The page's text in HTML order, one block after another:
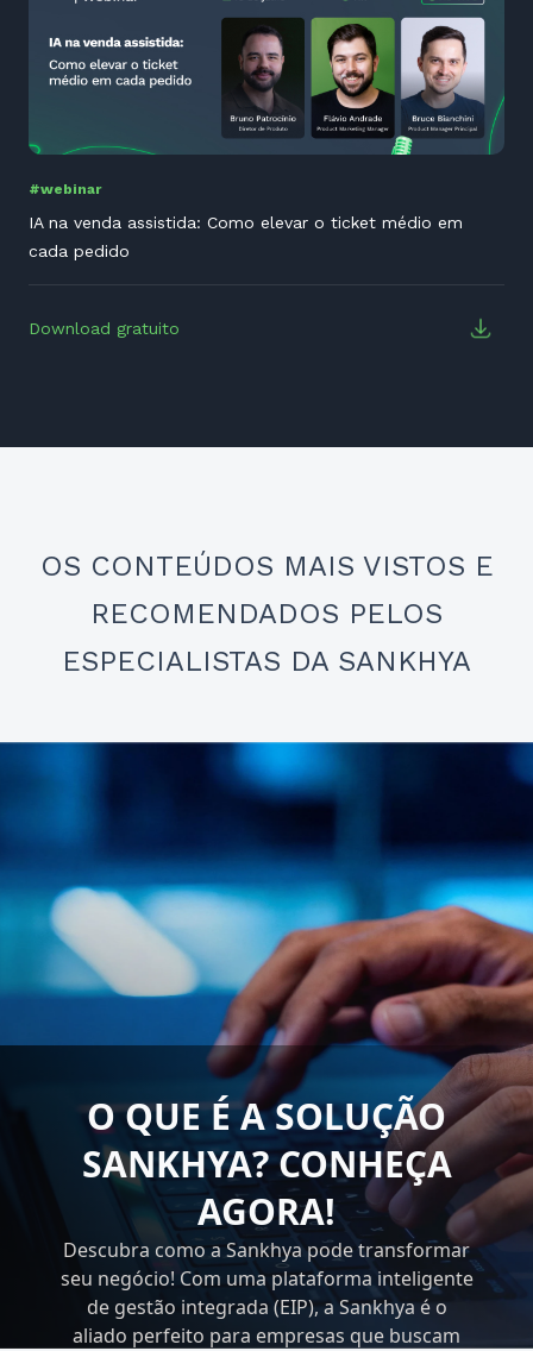
#webinar
IA na venda assistida: Como elevar o ticket médio em
cada pedido
Download gratuito
OS CONTEÚDOS MAIS VISTOS E
RECOMENDADOS PELOS
ESPECIALISTAS DA SANKHYA
O QUE É A SOLUÇÃO
SANKHYA? CONHEÇA
AGORA!
Descubra como a Sankhya pode transformar
seu negócio! Com uma plataforma inteligente
de gestão integrada (EIP), a Sankhya é o
aliado perfeito para empresas que buscam